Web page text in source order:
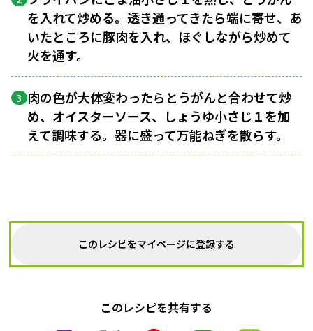
を入れて炒める。透き通ってきたら端に寄せ、あ
いたところに豚肉を入れ、ほぐしながら炒めて
火を通す。
3 肉の色が大体変わったらとうがんと合わせて炒
め、オイスターソース、しょうゆ小さじ１を加
えて調味する。器に盛って万能ねぎを散らす。
このレシピをマイページに登録する
このレシピを共有する